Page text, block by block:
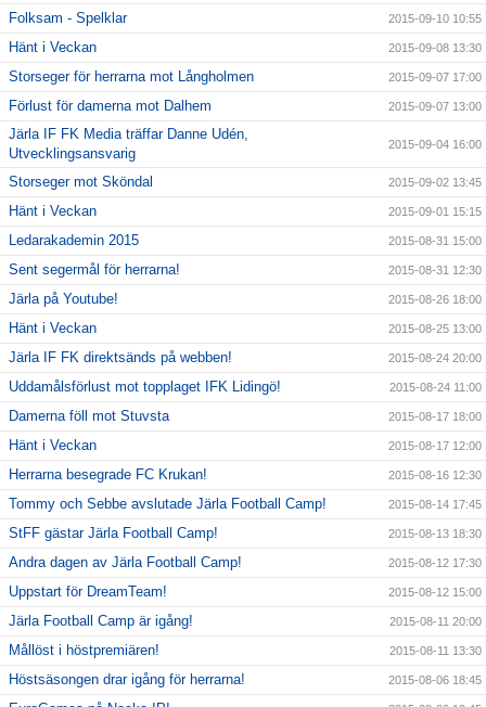
Folksam - Spelklar 2015-09-10 10:55
Hänt i Veckan 2015-09-08 13:30
Storseger för herrarna mot Långholmen 2015-09-07 17:00
Förlust för damerna mot Dalhem 2015-09-07 13:00
Järla IF FK Media träffar Danne Udén,
Utvecklingsansvarig
2015-09-04 16:00
Storseger mot Sköndal 2015-09-02 13:45
Hänt i Veckan 2015-09-01 15:15
Ledarakademin 2015 2015-08-31 15:00
Sent segermål för herrarna! 2015-08-31 12:30
Järla på Youtube! 2015-08-26 18:00
Hänt i Veckan 2015-08-25 13:00
Järla IF FK direktsänds på webben! 2015-08-24 20:00
Uddamålsförlust mot topplaget IFK Lidingö! 2015-08-24 11:00
Damerna föll mot Stuvsta 2015-08-17 18:00
Hänt i Veckan 2015-08-17 12:00
Herrarna besegrade FC Krukan! 2015-08-16 12:30
Tommy och Sebbe avslutade Järla Football Camp! 2015-08-14 17:45
StFF gästar Järla Football Camp! 2015-08-13 18:30
Andra dagen av Järla Football Camp! 2015-08-12 17:30
Uppstart för DreamTeam! 2015-08-12 15:00
Järla Football Camp är igång! 2015-08-11 20:00
Mållöst i höstpremiären! 2015-08-11 13:30
Höstsäsongen drar igång för herrarna! 2015-08-06 18:45